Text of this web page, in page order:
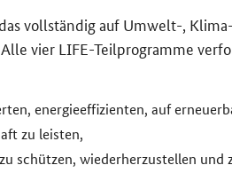
voll­stän­dig auf Umwelt-​, Klima-​
vier LIFE-​Teilprogramme
en­er­gie­ef­fi­zi­en­ten, auf
zu leis­ten,
schüt­zen, wie­der­her­zu­stel­len und